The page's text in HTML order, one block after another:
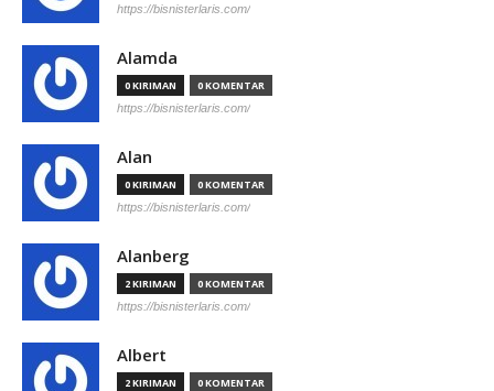
https://bisnisterlaris.com/
Alamda
0 KIRIMAN 0 KOMENTAR
https://bisnisterlaris.com/
Alan
0 KIRIMAN 0 KOMENTAR
https://bisnisterlaris.com/
Alanberg
2 KIRIMAN 0 KOMENTAR
https://bisnisterlaris.com/
Albert
2 KIRIMAN 0 KOMENTAR